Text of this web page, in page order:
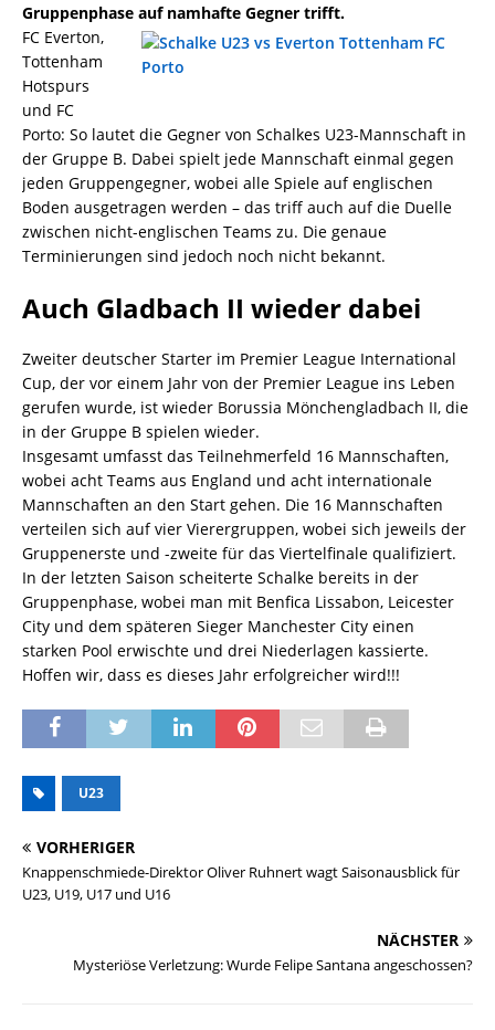
Gruppenphase auf namhafte Gegner trifft.
FC Everton,
Tottenham
Hotspurs
und FC
Porto: So lautet die Gegner von Schalkes U23-Mannschaft in
der Gruppe B. Dabei spielt jede Mannschaft einmal gegen
jeden Gruppengegner, wobei alle Spiele auf englischen
Boden ausgetragen werden – das triff auch auf die Duelle
zwischen nicht-englischen Teams zu. Die genaue
Terminierungen sind jedoch noch nicht bekannt.
Auch Gladbach II wieder dabei
Zweiter deutscher Starter im Premier League International
Cup, der vor einem Jahr von der Premier League ins Leben
gerufen wurde, ist wieder Borussia Mönchengladbach II, die
in der Gruppe B spielen wieder.
Insgesamt umfasst das Teilnehmerfeld 16 Mannschaften,
wobei acht Teams aus England und acht internationale
Mannschaften an den Start gehen. Die 16 Mannschaften
verteilen sich auf vier Vierergruppen, wobei sich jeweils der
Gruppenerste und -zweite für das Viertelfinale qualifiziert.
In der letzten Saison scheiterte Schalke bereits in der
Gruppenphase, wobei man mit Benfica Lissabon, Leicester
City und dem späteren Sieger Manchester City einen
starken Pool erwischte und drei Niederlagen kassierte.
Hoffen wir, dass es dieses Jahr erfolgreicher wird!!!
U23
VORHERIGER
Knappenschmiede-Direktor Oliver Ruhnert wagt Saisonausblick für
U23, U19, U17 und U16
NÄCHSTER
Mysteriöse Verletzung: Wurde Felipe Santana angeschossen?